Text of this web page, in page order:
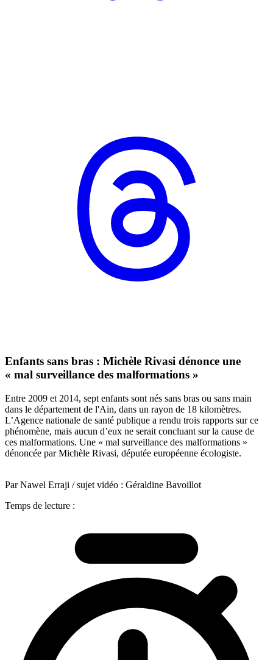
Enfants sans bras : Michèle Rivasi dénonce une
« mal surveillance des malformations »
Entre 2009 et 2014, sept enfants sont nés sans bras ou sans main
dans le département de l'Ain, dans un rayon de 18 kilomètres.
L’Agence nationale de santé publique a rendu trois rapports sur ce
phénomène, mais aucun d’eux ne serait concluant sur la cause de
ces malformations. Une « mal surveillance des malformations »
dénoncée par Michèle Rivasi, députée européenne écologiste.
Par Nawel Erraji / sujet vidéo : Géraldine Bavoillot
Temps de lecture :